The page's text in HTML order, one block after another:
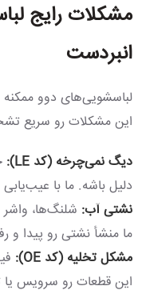
مشکلات رایج
انبردست
لباسشویی‌های دوو
این مشکلات رو سریع
دیگ نمی‌چرخه (کد LE):
دلیل باشه. ما با
نشتی آب: شلنگ‌ها،
ما منشأ نشتی رو پیدا و
مشکل تخلیه (کد OE):
این قطعات رو سرویس